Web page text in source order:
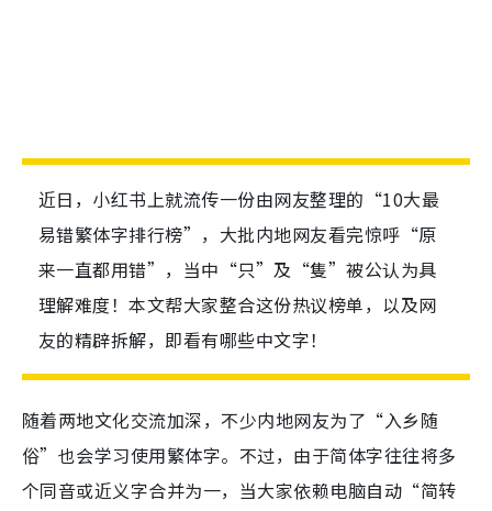
近日，小红书上就流传一份由网友整理的“10大最
易错繁体字排行榜”，大批内地网友看完惊呼“原
来一直都用错”，当中“只”及“隻”被公认为具
理解难度！本文帮大家整合这份热议榜单，以及网
友的精辟拆解，即看有哪些中文字！
随着两地文化交流加深，不少内地网友为了“入乡随
俗”也会学习使用繁体字。不过，由于简体字往往将多
个同音或近义字合并为一，当大家依赖电脑自动“简转